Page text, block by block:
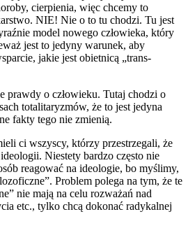
cierpienia, więc chcemy to
NIE! Nie o to tu chodzi. Tu jest
model nowego człowieka, który
jest to jedyny warunek, aby
jakie jest obietnicą „trans-
prawdy o człowieku. Tutaj chodzi o
totalitaryzmów, że to jest jedyna
fakty tego nie zmienią.
ci wszyscy, którzy przestrzegali, że
Niestety bardzo często nie
reagować na ideologie, bo myślimy,
Problem polega na tym, że te
nie mają na celu rozważań nad
etc., tylko chcą dokonać radykalnej